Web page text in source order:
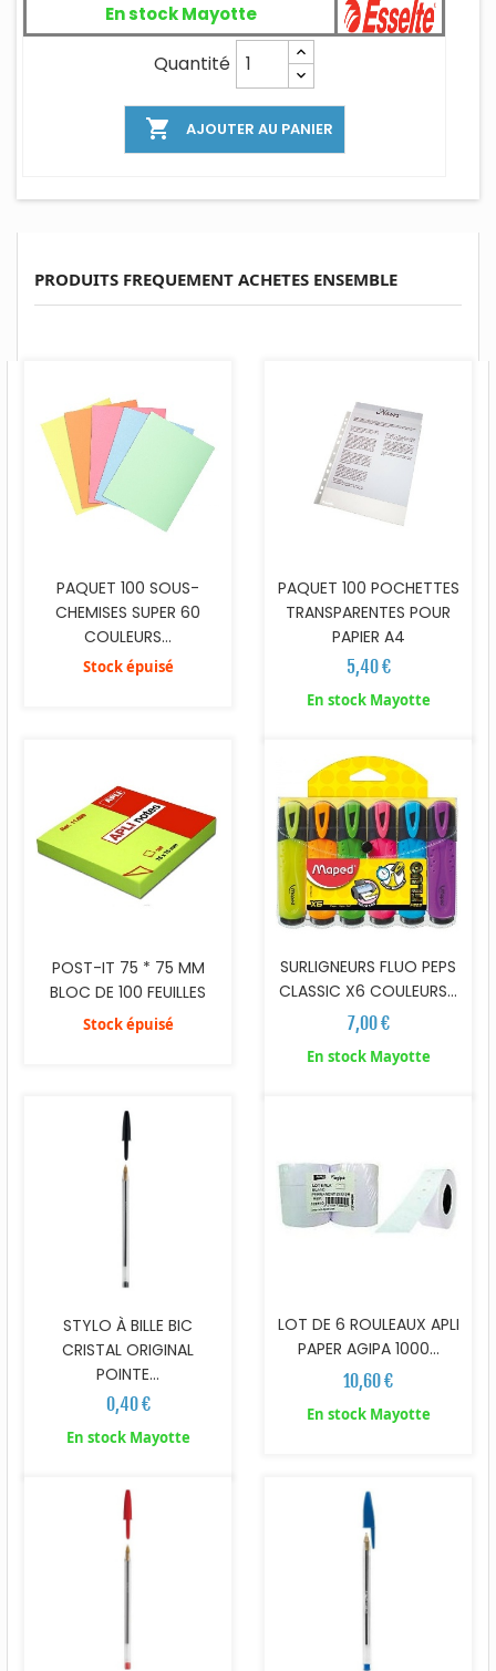
En stock Mayotte
Quantité
 AJOUTER AU PANIER
PRODUITS FREQUEMENT ACHETES ENSEMBLE
PAQUET 100 SOUS-
CHEMISES SUPER 60
COULEURS...
Stock épuisé
PAQUET 100 POCHETTES
TRANSPARENTES POUR
PAPIER A4
5,40 €
En stock Mayotte
POST-IT 75 * 75 MM
BLOC DE 100 FEUILLES
Stock épuisé
SURLIGNEURS FLUO PEPS
CLASSIC X6 COULEURS...
7,00 €
En stock Mayotte
STYLO À BILLE BIC
CRISTAL ORIGINAL
POINTE...
0,40 €
En stock Mayotte
LOT DE 6 ROULEAUX APLI
PAPER AGIPA 1000...
10,60 €
En stock Mayotte